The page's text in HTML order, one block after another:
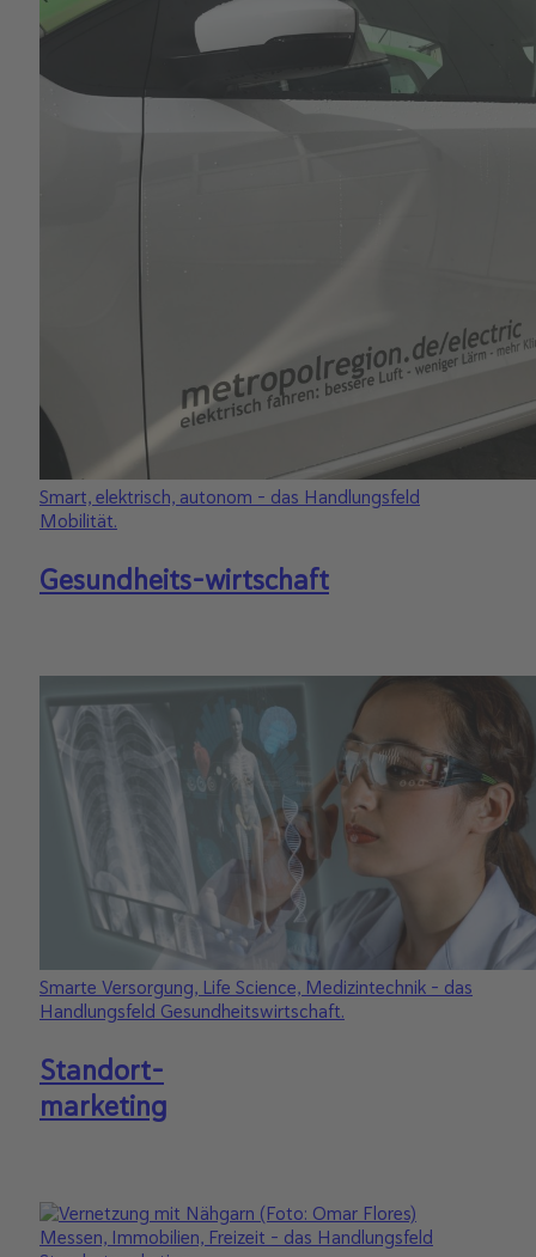
Smart, elektrisch, autonom – das Handlungsfeld
Mobilität.
Gesundheits-wirtschaft
Smarte Versorgung, Life Science, Medizintechnik – das
Handlungsfeld Gesundheitswirtschaft.
Standort-
marketing
Messen, Immobilien, Freizeit – das Handlungsfeld